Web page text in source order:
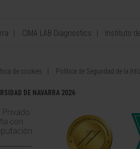
CIMA LAB Diagnostics Instituto
de cookies Política de Seguridad de la
DE NAVARRA 2026